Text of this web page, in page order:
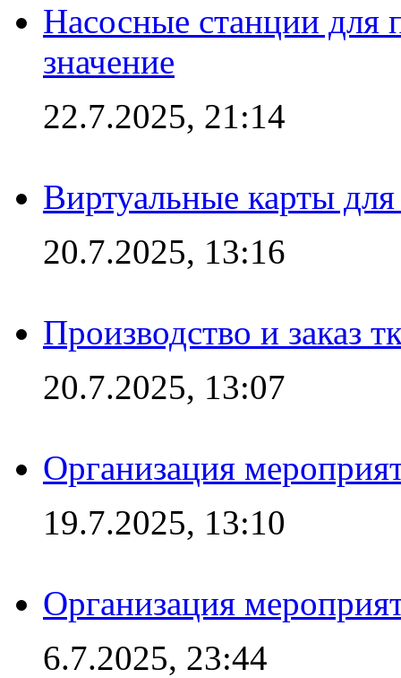
Насосные станции для
значение
22.7.2025, 21:14
Виртуальные карты
20.7.2025, 13:16
Производство и заказ
20.7.2025, 13:07
Организация
19.7.2025, 13:10
Организация
6.7.2025, 23:44